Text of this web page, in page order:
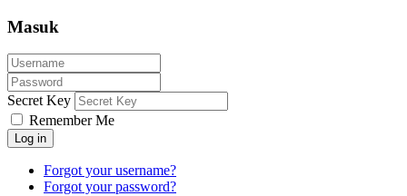
Masuk
Secret Key
Remember Me
Log in
Forgot your username?
Forgot your password?